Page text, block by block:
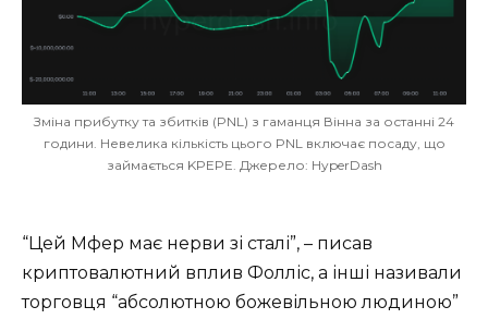
Зміна прибутку та збитків (PNL) з гаманця Вінна за останні 24
години. Невелика кількість цього PNL включає посаду, що
займається KPEPE. Джерело: HyperDash
“Цей Мфер має нерви зі сталі”, – писав
криптовалютний вплив Фолліс, а інші називали
торговця “абсолютною божевільною людиною”